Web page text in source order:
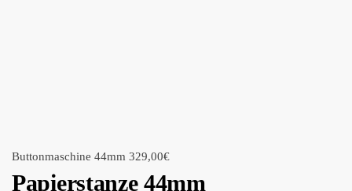
Buttonmaschine 44mm 329,00€
Papierstanze 44mm